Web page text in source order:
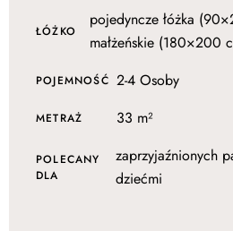
ŁÓŻKO
pojedyncze łóżka
małżeńskie (180×200
POJEMNOŚĆ 2-4 Osoby
METRAŻ 33 m²
POLECANY
DLA
zaprzyjaźnionych
dziećmi